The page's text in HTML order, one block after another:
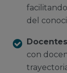
del
con